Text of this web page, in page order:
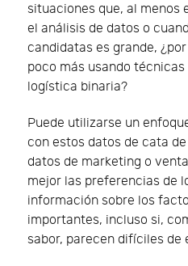
situaciones que, al menos
el análisis de datos o
candidatas es grande,
poco más usando
logística binaria?
Puede utilizarse un
con estos datos de cata
datos de marketing o
mejor las preferencias de
información sobre los
importantes, incluso si,
sabor, parecen difíciles de